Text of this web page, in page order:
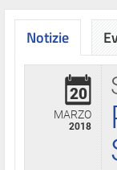
Notizie
20
MARZO
2018